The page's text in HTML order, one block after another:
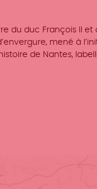
du duc François II et
mené à
de Nantes,